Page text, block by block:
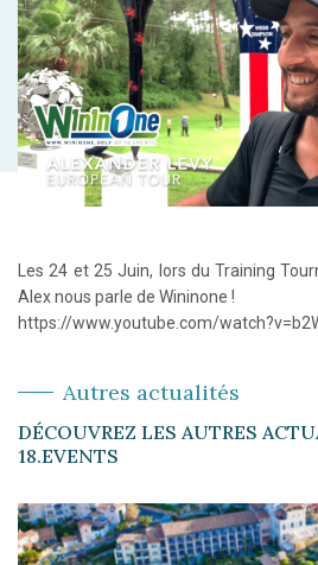
Les 24 et 25 Juin, lors du Training
Alex nous parle de Wininone !
https://www.youtube.com/
Autres actualités
DÉCOUVREZ LES AUTRES
18.EVENTS